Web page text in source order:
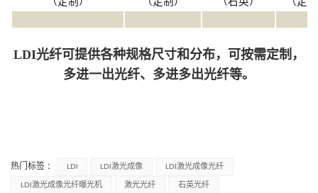
LDI光纤可提供各种规格尺寸和分布，可按需定制，
多进一出光纤、多进多出光纤等。
热门标签 : LDI LDI激光成像
LDI激光成像光纤
LDI激光成像光纤曝光机
激光光纤 石英光纤